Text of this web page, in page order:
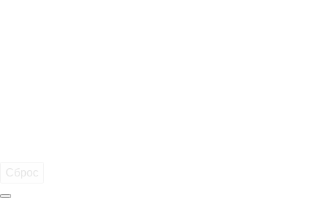
Сброс